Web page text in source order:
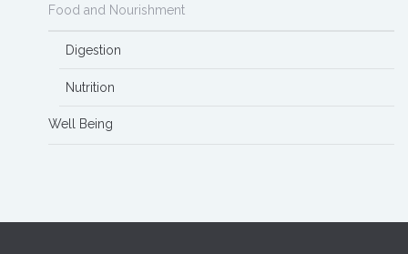
Food and Nourishment
Digestion
Nutrition
Well Being